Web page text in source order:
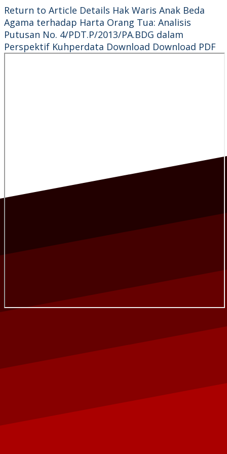
Return to Article Details Hak Waris Anak Beda
Agama terhadap Harta Orang Tua: Analisis
Putusan No. 4/PDT.P/2013/PA.BDG dalam
Perspektif Kuhperdata Download Download PDF